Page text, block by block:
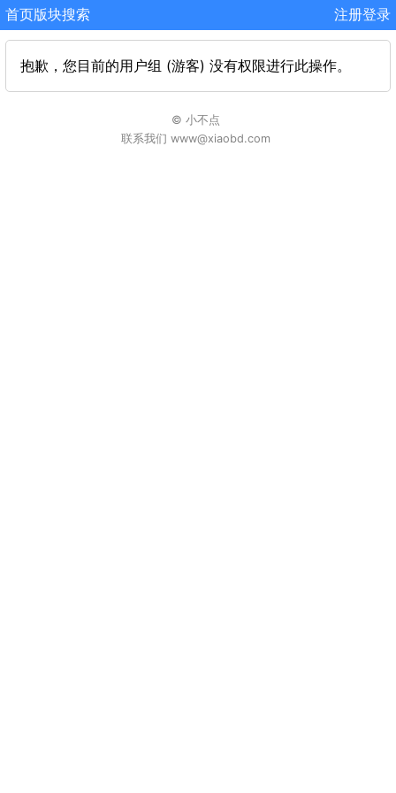
首页版块搜索 注册登录
抱歉，您目前的用户组 (游客) 没有权限进行此操作。
© 小不点
联系我们 www@xiaobd.com